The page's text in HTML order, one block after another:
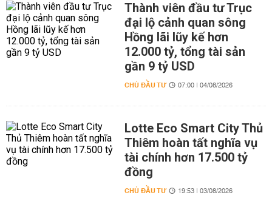
Thành viên đầu tư Trục
đại lộ cảnh quan sông
Hồng lãi lũy kế hơn
12.000 tỷ, tổng tài sản
gần 9 tỷ USD
CHỦ ĐẦU TƯ 07:00 | 04/08/2026
Lotte Eco Smart City Thủ
Thiêm hoàn tất nghĩa vụ
tài chính hơn 17.500 tỷ
đồng
CHỦ ĐẦU TƯ 19:53 | 03/08/2026